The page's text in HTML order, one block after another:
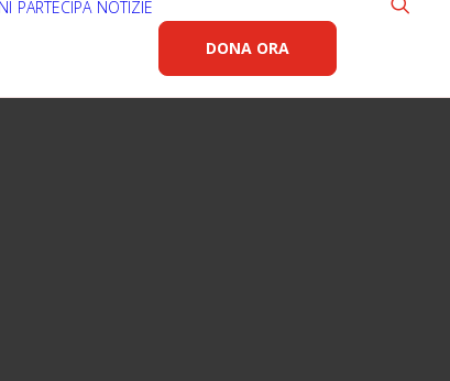
PARTECIPA NOTIZIE
DONA ORA